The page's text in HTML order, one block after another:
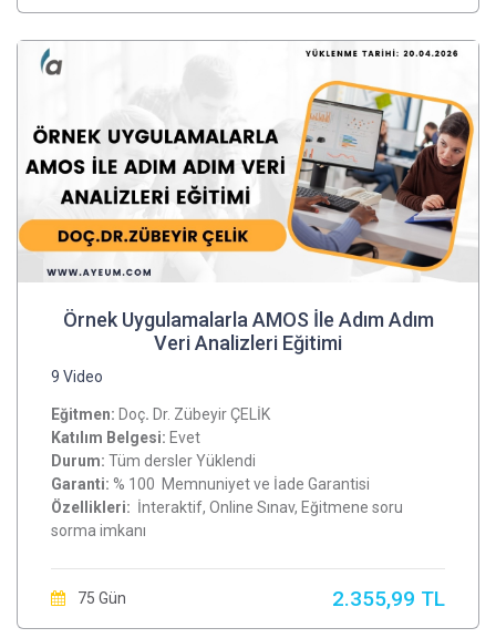
Örnek Uygulamalarla AMOS İle Adım Adım
Veri Analizleri Eğitimi
9 Video
Eğitmen: Doç. Dr. Zübeyir ÇELİK
Katılım Belgesi: Evet
Durum: Tüm dersler Yüklendi
Garanti: % 100 Memnuniyet ve İade Garantisi
Özellikleri: İnteraktif, Online Sınav, Eğitmene soru
sorma imkanı
75 Gün 2.355,99 TL